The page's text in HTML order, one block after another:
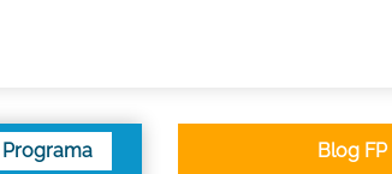
Programa Blog FP